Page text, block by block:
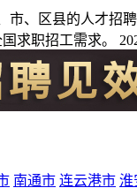
市、区县的人才
求职招工需求。
南通市 连云港市 淮